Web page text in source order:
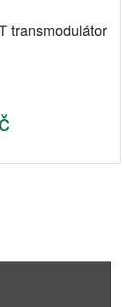
transmodulátor